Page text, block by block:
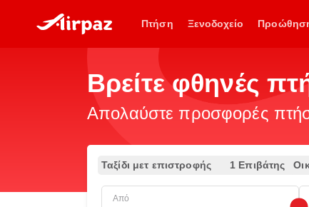
Πτήση Ξενοδοχείο
Βρείτε φθηνές
Απολαύστε προσφορές
Ταξίδι μετ επιστροφής 1 Επιβάτης
Από